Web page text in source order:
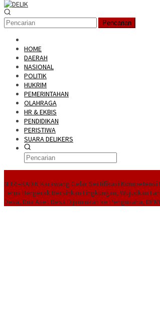
Pencarian
HOME
DAERAH
NASIONAL
POLITIK
HUKRIM
PEMERINTAHAN
OLAHRAGA
HR & EKBIS
PENDIDIKAN
PERISTIWA
SUARA DELIKERS
NHRI–KADIN Karawang Gelar Sertifikasi
Terus Bergerak Bersihkan Lingkungan, Wujudkan
Desa, Dua Aset Desa Dijaminkan ke Pengusaha,